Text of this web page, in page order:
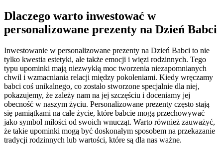
Dlaczego warto inwestować w
personalizowane prezenty na Dzień Babci
Inwestowanie w personalizowane prezenty na Dzień Babci to nie
tylko kwestia estetyki, ale także emocji i więzi rodzinnych. Tego
typu upominki mają niezwykłą moc tworzenia niezapomnianych
chwil i wzmacniania relacji między pokoleniami. Kiedy wręczamy
babci coś unikalnego, co zostało stworzone specjalnie dla niej,
pokazujemy, że zależy nam na jej szczęściu i doceniamy jej
obecność w naszym życiu. Personalizowane prezenty często stają
się pamiątkami na całe życie, które babcie mogą przechowywać
jako symbol miłości od swoich wnucząt. Warto również zauważyć,
że takie upominki mogą być doskonałym sposobem na przekazanie
tradycji rodzinnych lub wartości, które są dla nas ważne.